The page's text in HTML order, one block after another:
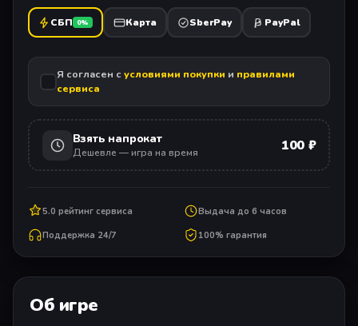
СБП 0% Карта SberPay PayPal
Я согласен с условиями покупки и правилами
сервиса
Взять напрокат
Дешевле — игра на время 100 ₽
5.0 рейтинг сервиса
Выдача до 6 часов
Поддержка 24/7
100% гарантия
Об игре